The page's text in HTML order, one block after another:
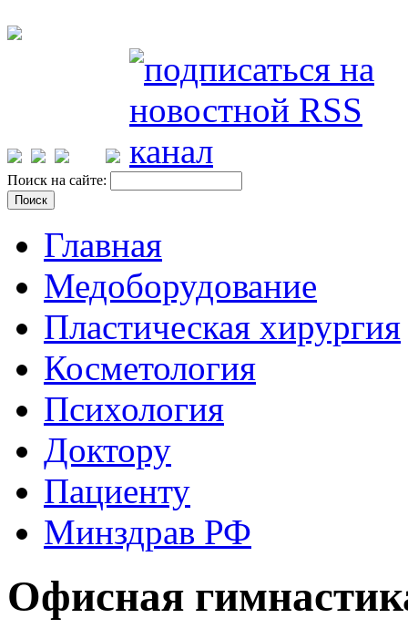
Поиск на сайте:
Главная
Медоборудование
Пластическая хирургия
Косметология
Психология
Доктору
Пациенту
Минздрав РФ
Офисная